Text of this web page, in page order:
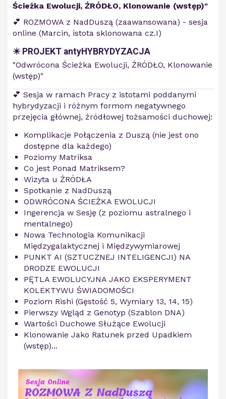
Ścieżka Ewolucji, ŹRÓDŁO, Klonowanie (wstęp)"
💕 ROZMOWA z NadDuszą (zaawansowana) - sesja
online (Marcin, istota sklonowana cz.I)
✴️ PROJEKT antyHYBRYDYZACJA
"Odwrócona Ścieżka Ewolucji, ŹRÓDŁO, Klonowanie
(wstęp)"
💕 Sesja w ramach Pracy z istotami poddanymi
hybrydyzacji i różnym formom negatywnego
przejęcia głównej, źródłowej tożsamości duchowej:
Komplikacje Połączenia z Duszą (nie jest ono
dostępne dla każdego)
Poziomy Matriksa
Co jest Ponad Matriksem?
Wizyta u ŹRÓDŁA
Spotkanie z NadDuszą
ODWRÓCONA ŚCIEŻKA EWOLUCJI
Ingerencja w Sesję (z poziomu astralnego i
mentalnego)
Nowa Technologia Komunikacji
Międzygalaktycznej i Międzywymiarowej
PUNKT AI (SZTUCZNEJ INTELIGENCJI) NA
DRODZE EWOLUCJI
PĘTLA EWOLUCYJNA JAKO EKSPERYMENT
KOLEKTYWU ŚWIADOMOŚCI
Poziom Rishi (Gęstość 5, Wymiary 13, 14, 15)
Pierwszy Wgląd z Genotyp (Szablon DNA)
Wartości Duchowe Służące Ewolucji
Klonowanie Jako Ratunek przed Upadkiem
(wstęp)...